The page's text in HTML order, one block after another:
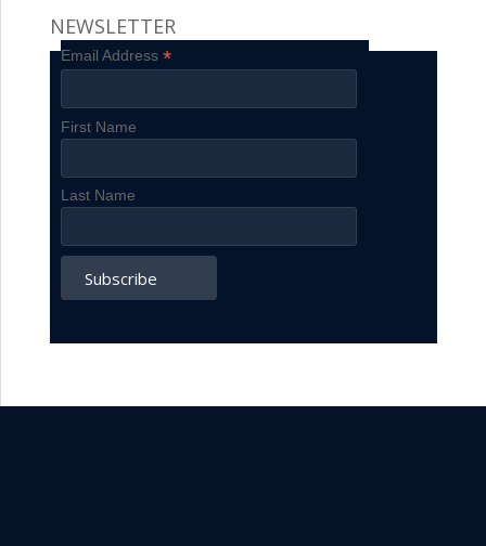
NEWSLETTER
Email Address*
First Name
Last Name